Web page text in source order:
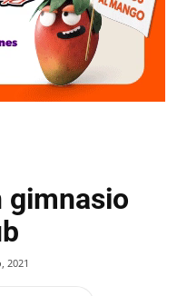
gimnasio
2021